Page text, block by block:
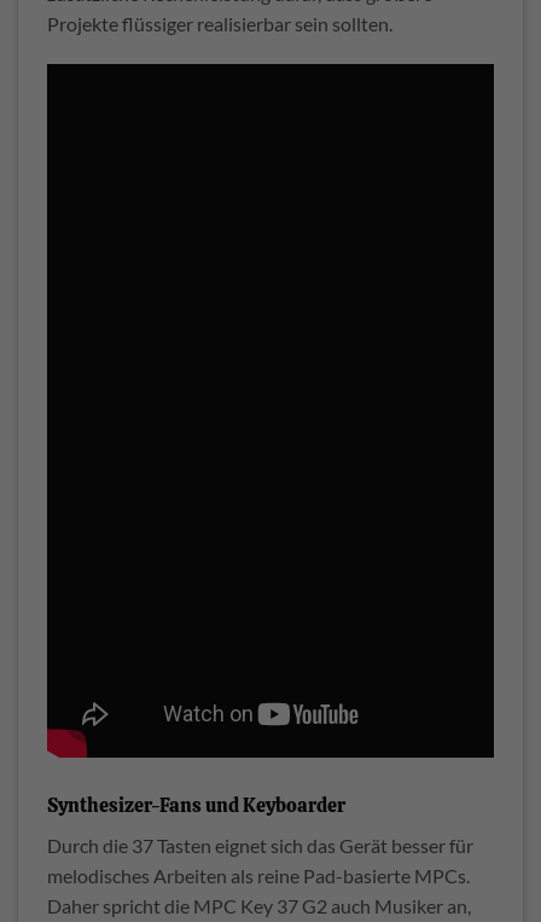
Projekte flüssiger realisierbar sein sollten.
Synthesizer-Fans und Keyboarder
Durch die 37 Tasten eignet sich das Gerät besser für
melodisches Arbeiten als reine Pad-basierte MPCs.
Daher spricht die MPC Key 37 G2 auch Musiker an,